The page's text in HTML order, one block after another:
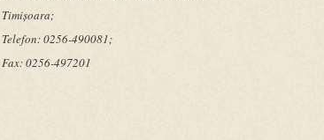
Timişoara;
Telefon:0256-490081;
Fax:0256-497201